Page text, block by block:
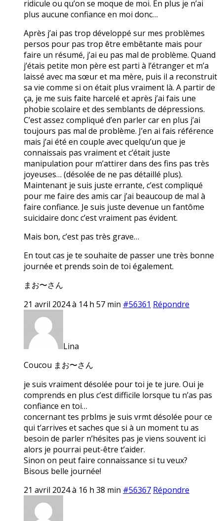
ridicule ou qu’on se moque de moi. En plus je n’ai
plus aucune confiance en moi donc…
Après j’ai pas trop développé sur mes problèmes
persos pour pas trop être embêtante mais pour
faire un résumé, j’ai eu pas mal de problème. Quand
j’étais petite mon père est parti à l’étranger et m’a
laissé avec ma sœur et ma mère, puis il a reconstruit
sa vie comme si on était plus vraiment là. A partir de
ça, je me suis faite harcelé et après j’ai fais une
phobie scolaire et des semblants de dépressions.
C’est assez compliqué d’en parler car en plus j’ai
toujours pas mal de problème. J’en ai fais référence
mais j’ai été en couple avec quelqu’un que je
connaissais pas vraiment et c’était juste
manipulation pour m’attirer dans des fins pas très
joyeuses… (désolée de ne pas détaillé plus).
Maintenant je suis juste errante, c’est compliqué
pour me faire des amis car j’ai beaucoup de mal à
faire confiance. Je suis juste devenue un fantôme
suicidaire donc c’est vraiment pas évident.
Mais bon, c’est pas très grave…
En tout cas je te souhaite de passer une très bonne
journée et prends soin de toi également.
まお〜さん
21 avril 2024 à 14 h 57 min #56361 Répondre
Lina
Coucou まお〜さん
je suis vraiment désolée pour toi je te jure. Oui je
comprends en plus c’est difficile lorsque tu n’as pas
confiance en toi…
concernant tes prblms je suis vrmt désolée pour ce
qui t’arrives et saches que si à un moment tu as
besoin de parler n’hésites pas je viens souvent ici
alors je pourrai peut-être t’aider.
Sinon on peut faire connaissance si tu veux?
Bisous belle journée!
21 avril 2024 à 16 h 38 min #56367 Répondre